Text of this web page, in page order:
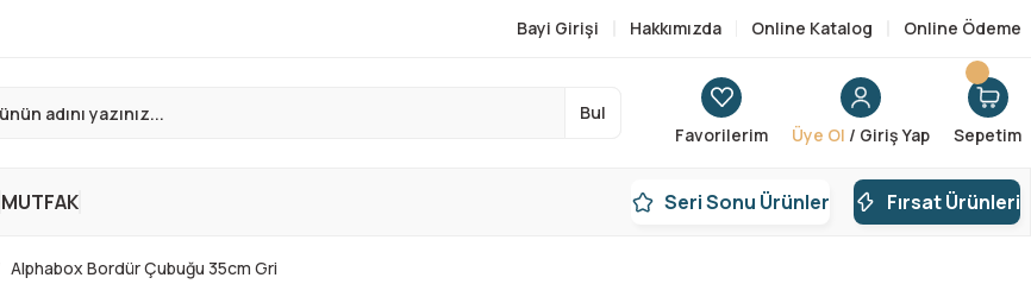
Bayi Girişi Hakkımızda Online Katalog Online Ödeme
Bul
Favorilerim
Üye Ol / Giriş Yap Sepetim
MUTFAK Seri Sonu Ürünler Fırsat Ürünleri
Alphabox Bordür Çubuğu 35cm Gri